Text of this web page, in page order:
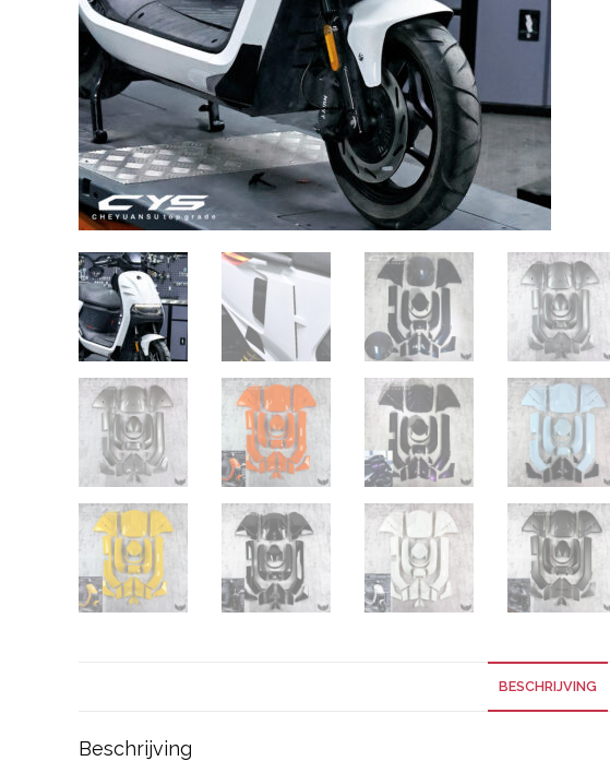
BESCHRIJVING
Beschrijving